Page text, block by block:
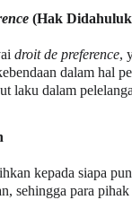
(Hak
droit de preference,
dalam hal
laku dalam
kepada siapa
sehingga para